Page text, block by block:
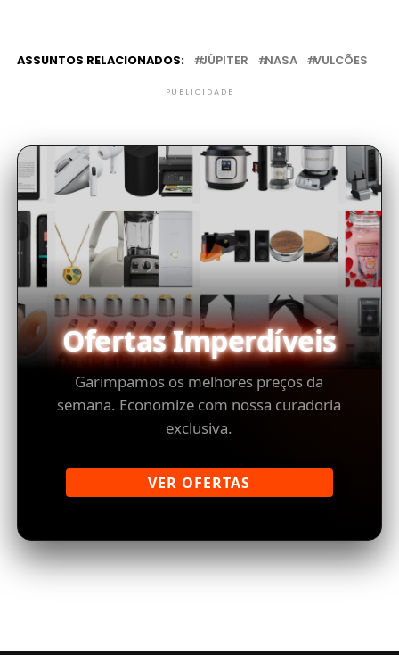
ASSUNTOS RELACIONADOS: JÚPITER NASA VULCÕES
PUBLICIDADE
Ofertas Imperdíveis
Garimpamos os melhores preços da
semana. Economize com nossa curadoria
exclusiva.
VER OFERTAS